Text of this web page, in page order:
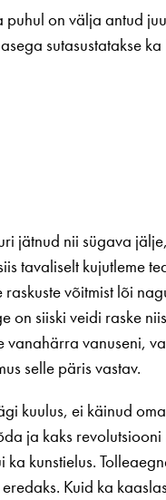
on välja antud
sutasustatakse
jätnud nii sügava
tavaliselt kujutleme
võitmist lõi
on siiski veidi raske
vanahärra vanuseni,
selle päris vastav.
kuulus, ei käinud
ja kaks
kunstielus.
Kuid ka